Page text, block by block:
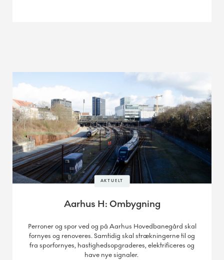
AKTUELT
Aarhus H: Ombygning
Perroner og spor ved og på Aarhus Hovedbanegård skal
fornyes og renoveres. Samtidig skal strækningerne til og
fra sporfornyes, hastighedsopgraderes, elektrificeres og
have nye signaler.